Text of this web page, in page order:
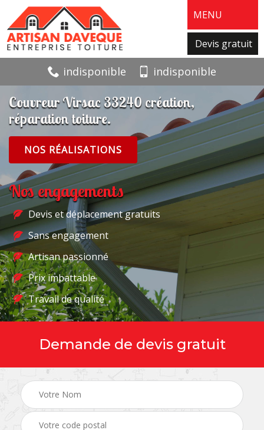
MENU
Devis gratuit
indisponible indisponible
Couvreur Virsac 33240 création,
réparation toiture.
NOS RÉALISATIONS
Nos engagements
Devis et déplacement gratuits
Sans engagement
Artisan passionné
Prix imbattable
Travail de qualité
Demande de devis gratuit